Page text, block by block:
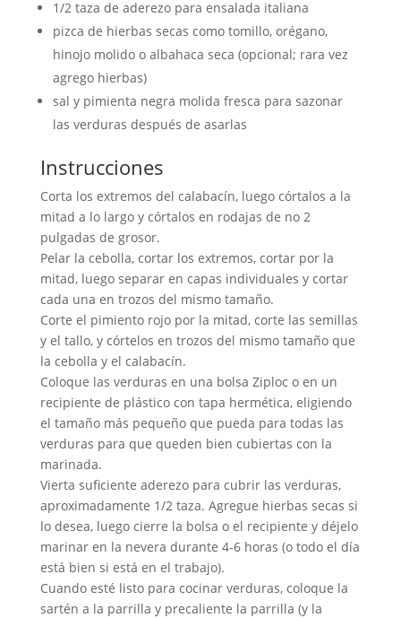
1/2 taza de aderezo para ensalada italiana
pizca de hierbas secas como tomillo, orégano,
hinojo molido o albahaca seca (opcional; rara vez
agrego hierbas)
sal y pimienta negra molida fresca para sazonar
las verduras después de asarlas
Instrucciones
Corta los extremos del calabacín, luego córtalos a la
mitad a lo largo y córtalos en rodajas de no 2
pulgadas de grosor.
Pelar la cebolla, cortar los extremos, cortar por la
mitad, luego separar en capas individuales y cortar
cada una en trozos del mismo tamaño.
Corte el pimiento rojo por la mitad, corte las semillas
y el tallo, y córtelos en trozos del mismo tamaño que
la cebolla y el calabacín.
Coloque las verduras en una bolsa Ziploc o en un
recipiente de plástico con tapa hermética, eligiendo
el tamaño más pequeño que pueda para todas las
verduras para que queden bien cubiertas con la
marinada.
Vierta suficiente aderezo para cubrir las verduras,
aproximadamente 1/2 taza. Agregue hierbas secas si
lo desea, luego cierre la bolsa o el recipiente y déjelo
marinar en la nevera durante 4-6 horas (o todo el día
está bien si está en el trabajo).
Cuando esté listo para cocinar verduras, coloque la
sartén a la parrilla y precaliente la parrilla (y la